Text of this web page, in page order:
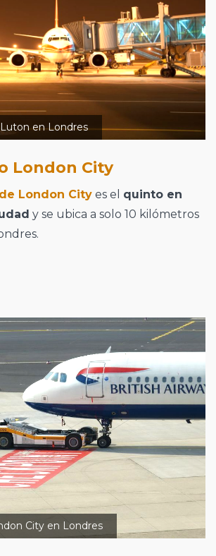
en Londres
London City
London City es el quinto en
y se ubica a solo 10 kilómetros
City en Londres